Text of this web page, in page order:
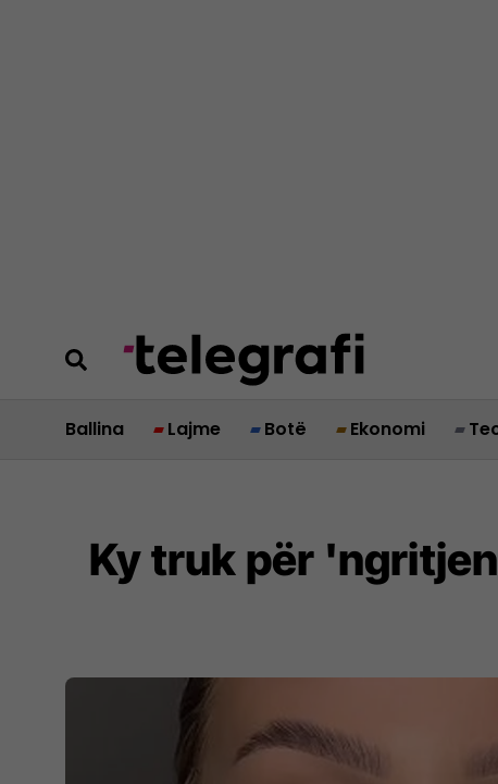
Ballina Lajme Botë Ekonomi
Ky truk për